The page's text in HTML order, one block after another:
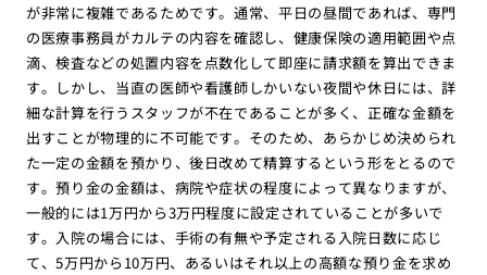
が非常に複雑であるためです。通常、平日の昼間であれば、専門
の医療事務員がカルテの内容を確認し、健康保険の適用範囲や点
滴、検査などの処置内容を点数化して即座に請求額を算出できま
す。しかし、当直の医師や看護師しかいない夜間や休日には、詳
細な計算を行うスタッフが不在であることが多く、正確な金額を
出すことが物理的に不可能です。そのため、あらかじめ決められ
た一定の金額を預かり、後日改めて精算するという形をとるので
す。預り金の金額は、病院や症状の程度によって異なりますが、
一般的には1万円から3万円程度に設定されていることが多いで
す。入院の場合には、手術の有無や予定される入院日数に応じ
て、5万円から10万円、あるいはそれ以上の高額な預り金を求め